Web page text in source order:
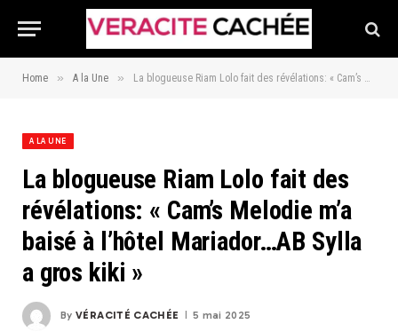
Home » A la Une » La blogueuse Riam Lolo fait des révélations: « Cam’s Melodie m’a baisé à l’hôtel Mariador…AB Sylla a gros kiki »
A LA UNE
La blogueuse Riam Lolo fait des
révélations: « Cam’s Melodie m’a
baisé à l’hôtel Mariador…AB Sylla
a gros kiki »
By VÉRACITÉ CACHÉE 5 mai 2025